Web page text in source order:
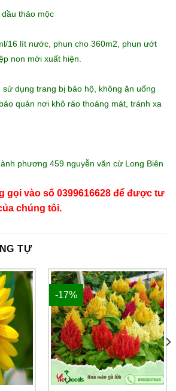
thảo mộc
16 lít nước, phun cho 360m2, phun ướt
non mới xuất hiện.
dụng trang bị bảo hộ, không ăn uống
quản nơi khô ráo thoáng mát, tránh xa
phương 459 nguyễn văn cừ Long Biên
gọi vào số 0399616628 để được tư
chúng tôi.
TỰ
-17%